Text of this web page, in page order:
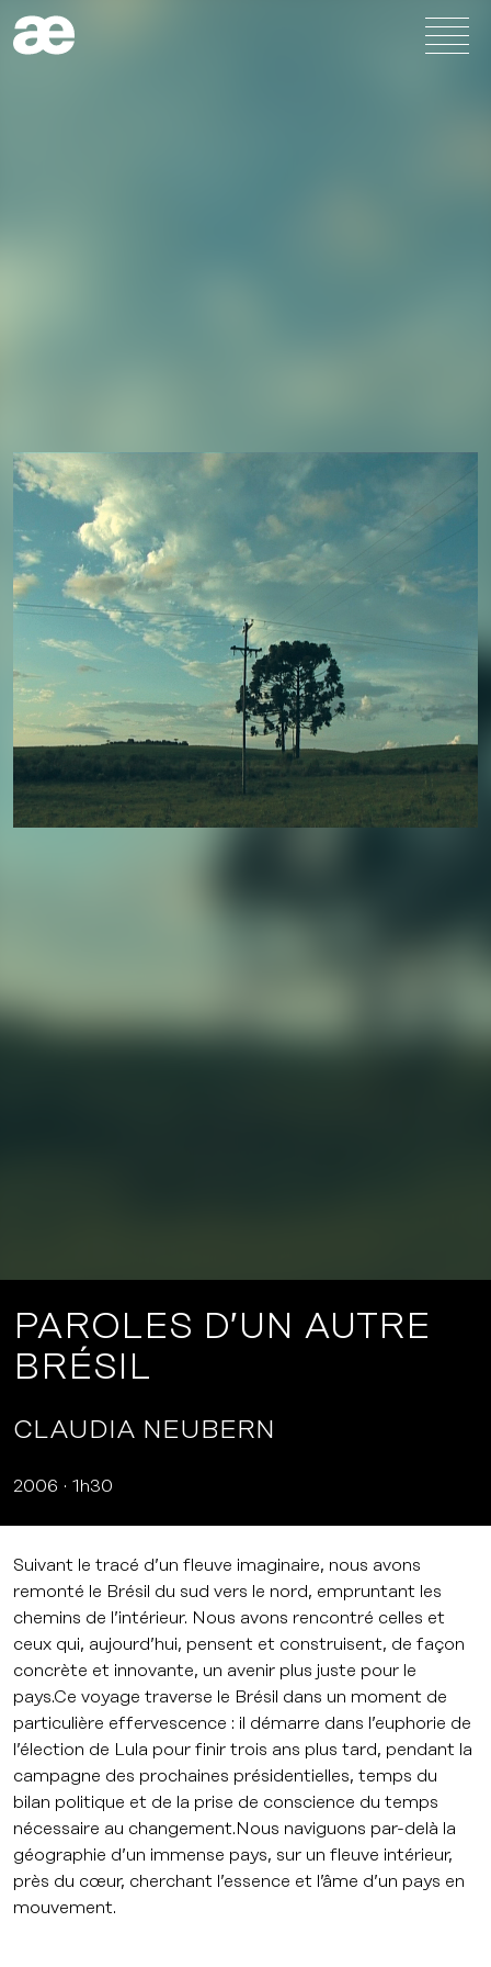
PAROLES D’UN AUTRE
BRÉSIL
CLAUDIA NEUBERN
2006 1h30
Suivant le tracé d’un fleuve imaginaire, nous avons
remonté le Brésil du sud vers le nord, empruntant les
chemins de l’intérieur. Nous avons rencontré celles et
ceux qui, aujourd’hui, pensent et construisent, de façon
concrète et innovante, un avenir plus juste pour le
pays.Ce voyage traverse le Brésil dans un moment de
particulière effervescence : il démarre dans l’euphorie de
l’élection de Lula pour finir trois ans plus tard, pendant la
campagne des prochaines présidentielles, temps du
bilan politique et de la prise de conscience du temps
nécessaire au changement.Nous naviguons par-delà la
géographie d’un immense pays, sur un fleuve intérieur,
près du cœur, cherchant l’essence et l’âme d’un pays en
mouvement.